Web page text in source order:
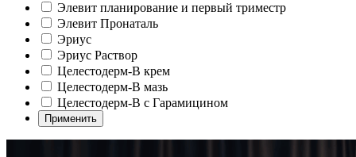
Элевит планирование и первый триместр
Элевит Пронаталь
Эриус
Эриус Раствор
Целестодерм-В крем
Целестодерм-В мазь
Целестодерм-В с Гарамицином
Применить